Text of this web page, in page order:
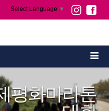
Select Language ▼
평화마라톤